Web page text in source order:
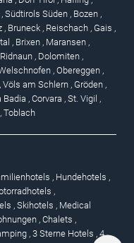
, Südtirols Süden , Bozen ,
, Bruneck , Reischach , Gais ,
, Brixen , Maransen ,
Ridnaun , Dolomiten ,
, Obereggen ,
, Völs am Schlern , Gröden ,
Badia , Corvara , St. Vigil ,
, Toblach
, Hundehotels ,
,
, Skihotels , Medical
, Chalets ,
, 3 Sterne Hotels , 4